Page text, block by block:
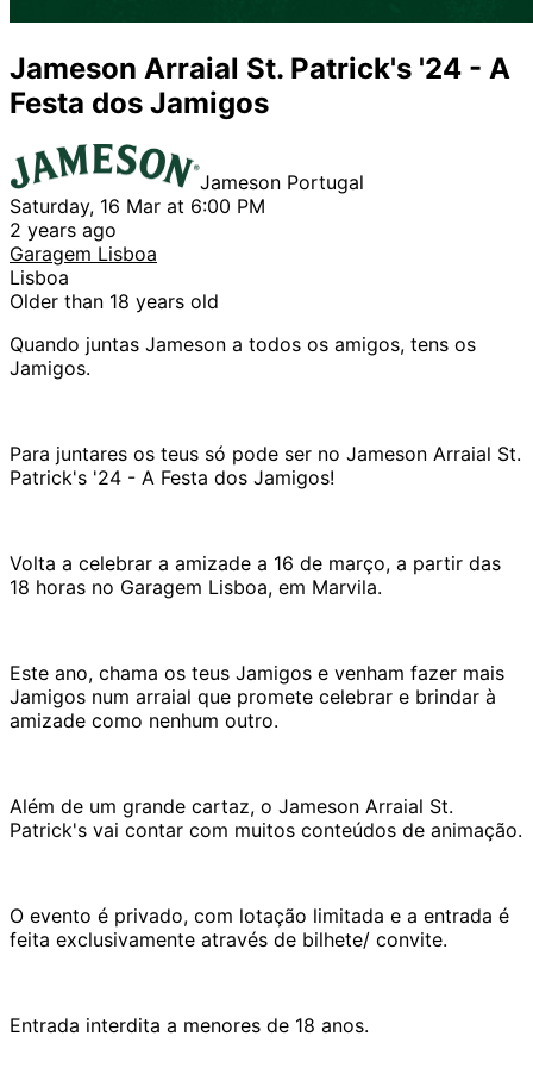
Jameson Arraial St. Patrick's '24 - A
Festa dos Jamigos
Jameson Portugal
Saturday, 16 Mar at 6:00 PM
2 years ago
Garagem Lisboa
Lisboa
Older than 18 years old
Quando juntas Jameson a todos os amigos, tens os
Jamigos.
Para juntares os teus só pode ser no Jameson Arraial St.
Patrick's '24 - A Festa dos Jamigos!
Volta a celebrar a amizade a 16 de março, a partir das
18 horas no Garagem Lisboa, em Marvila.
Este ano, chama os teus Jamigos e venham fazer mais
Jamigos num arraial que promete celebrar e brindar à
amizade como nenhum outro.
Além de um grande cartaz, o Jameson Arraial St.
Patrick's vai contar com muitos conteúdos de animação.
O evento é privado, com lotação limitada e a entrada é
feita exclusivamente através de bilhete/ convite.
Entrada interdita a menores de 18 anos.